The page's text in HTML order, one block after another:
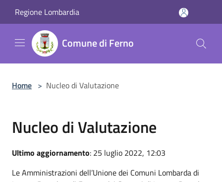
Regione Lombardia
Comune di Ferno
Home > Nucleo di Valutazione
Nucleo di Valutazione
Ultimo aggiornamento: 25 luglio 2022, 12:03
Le Amministrazioni dell’Unione dei Comuni Lombarda di